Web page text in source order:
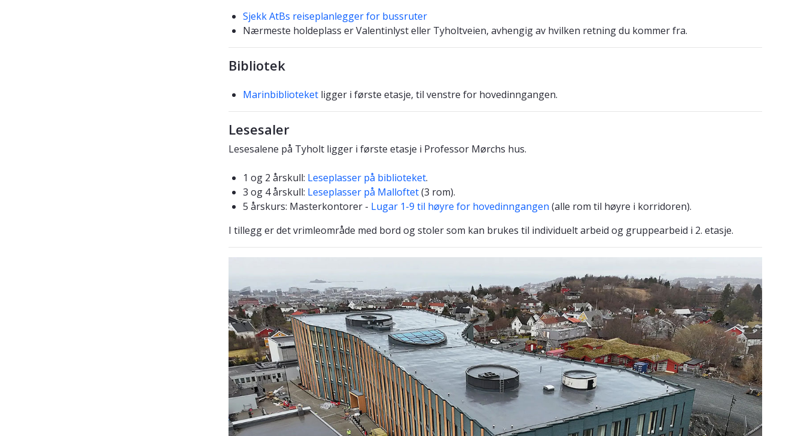
Sjekk AtBs reiseplanlegger for bussruter
Nærmeste holdeplass er Valentinlyst eller Tyholtveien, avhengig av hvilken retning du kommer fra.
Bibliotek
Marinbiblioteket ligger i første etasje, til venstre for hovedinngangen.
Lesesaler
Lesesalene på Tyholt ligger i første etasje i Professor Mørchs hus.
1 og 2 årskull: Leseplasser på biblioteket.
3 og 4 årskull: Leseplasser på Malloftet(3 rom).
5 årskurs: Masterkontorer - Lugar 1-9 til høyre for hovedinngangen (alle rom til høyre i korridoren).
I tillegg er det vrimleområde med bord og stoler som kan brukes til individuelt arbeid og gruppearbeid i 2. etasje.